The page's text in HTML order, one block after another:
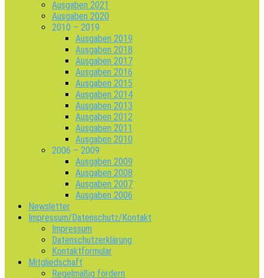
Ausgaben 2021
Ausgaben 2020
2010 – 2019
Ausgaben 2019
Ausgaben 2018
Ausgaben 2017
Ausgaben 2016
Ausgaben 2015
Ausgaben 2014
Ausgaben 2013
Ausgaben 2012
Ausgaben 2011
Ausgaben 2010
2006 – 2009
Ausgaben 2009
Ausgaben 2008
Ausgaben 2007
Ausgaben 2006
Newsletter
Impressum/Datenschutz/Kontakt
Impressum
Datenschutzerklärung
Kontaktformular
Mitgliedschaft
Regelmäßig fördern